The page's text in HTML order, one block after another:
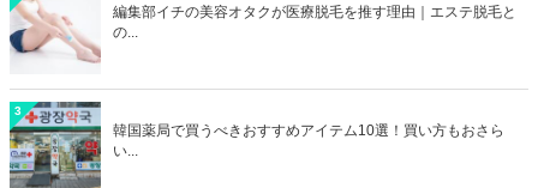
編集部イチの美容オタクが医療脱毛を推す理由｜エステ脱毛と
の...
3
韓国薬局で買うべきおすすめアイテム10選！買い方もおさら
い...